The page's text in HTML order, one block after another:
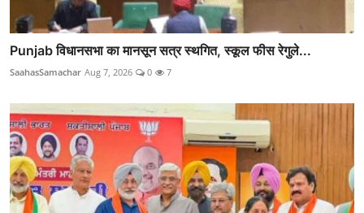
Punjab विधानसभा का मानसून सत्र स्थगित, स्कूल फीस रेगुले...
SaahasSamachar Aug 7, 2026 0 7